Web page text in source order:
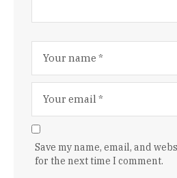
Save my name, email, and
for the next time I comment.